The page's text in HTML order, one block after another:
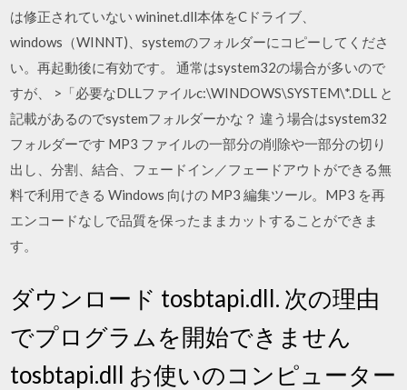
は修正されていない wininet.dll本体をCドライブ、
windows（WINNT)、systemのフォルダーにコピーしてくださ
い。再起動後に有効です。 通常はsystem32の場合が多いので
すが、 >「必要なDLLファイルc:\WINDOWS\SYSTEM\*.DLL と
記載があるのでsystemフォルダーかな？ 違う場合はsystem32
フォルダーです MP3 ファイルの一部分の削除や一部分の切り
出し、分割、結合、フェードイン／フェードアウトができる無
料で利用できる Windows 向けの MP3 編集ツール。MP3 を再
エンコードなしで品質を保ったままカットすることができま
す。
ダウンロード tosbtapi.dll. 次の理由
でプログラムを開始できません
tosbtapi.dll お使いのコンピューター